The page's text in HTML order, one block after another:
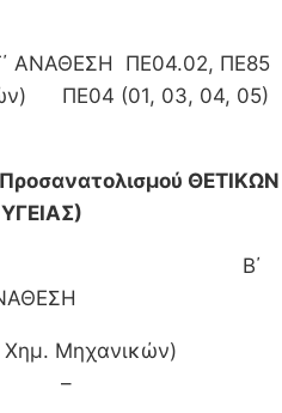
ΠΕ04.02, ΠΕ85
ΠΕ04 (01, 03, 04, 05)
ΘΕΤΙΚΩΝ
Β΄
Χημ. Μηχανικών)
–